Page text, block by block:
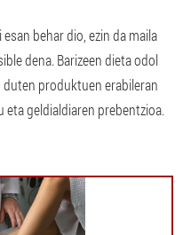
behar dio, ezin da maila
dena. Barizeen dieta odol
produktuen erabileran
geldialdiaren prebentzioa.